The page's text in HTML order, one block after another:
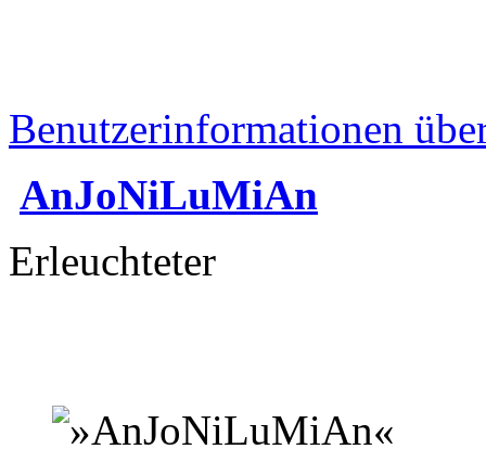
Benutzerinformationen
AnJoNiLuMiAn
Erleuchteter